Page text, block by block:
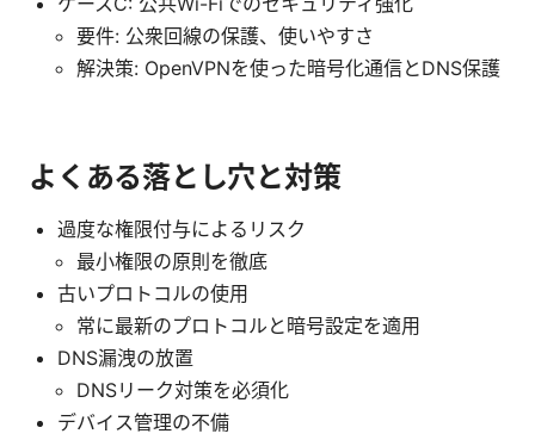
要件: 公衆回線の保護、使いやすさ
解決策: OpenVPNを使った暗号化通信とDNS保護
よくある落とし穴と対策
過度な権限付与によるリスク
最小権限の原則を徹底
古いプロトコルの使用
常に最新のプロトコルと暗号設定を適用
DNS漏洩の放置
DNSリーク対策を必須化
デバイス管理の不備